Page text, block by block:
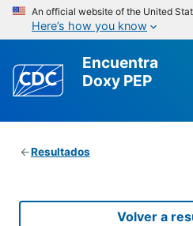
An official website of the United
Here’s how you know
Encuentra
Doxy PEP
Resultados
Volver a